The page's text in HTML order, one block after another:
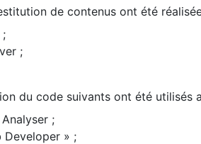
de contenus ont été
;
;
du code suivants ont été utilisés
;
Developer » ;